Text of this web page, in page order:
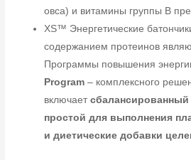
овса) и витамины группы B
XS™ Энергетические
содержанием протеинов
Программы повышения
Program – комплексного
включаетсбалансированный
простой для выполнения
и диетические добавки